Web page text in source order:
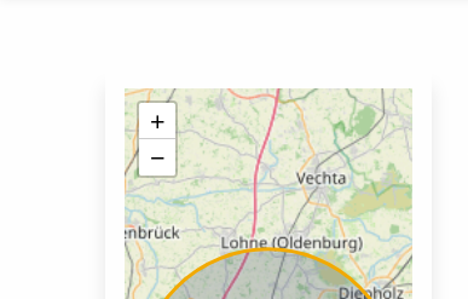
+
−